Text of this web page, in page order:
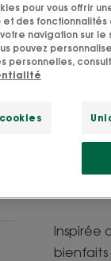
Inspirée
bienfaits
pour vous offrir
des
navigation sur
pouvez
personnelles,